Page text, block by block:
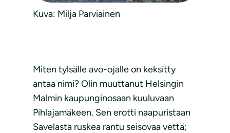
Kuva: Milja Parviainen
Miten tylsälle avo-ojalle on keksitty
antaa nimi? Olin muuttanut Helsingin
Malmin kaupunginosaan kuuluvaan
Pihlajamäkeen. Sen erotti naapuristaan
Savelasta ruskea rantu seisovaa vettä;